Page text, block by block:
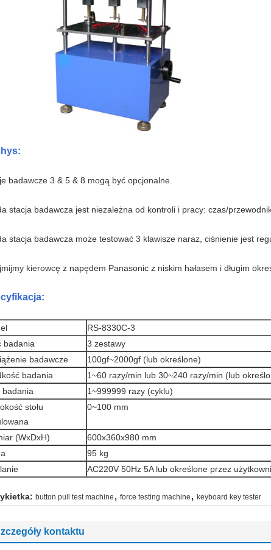
s:
badawcze 3 & 5 & 8 mogą być opcjonalne.
stacja badawcza jest niezależna od kontroli i pracy: czas/
stacja badawcza może testować 3 klawisze naraz, ciśnienie jest
kierowcę z napędem Panasonic z niskim hałasem i długim
RS-8330C-3
badania
3 zestawy
badawcze
100gf~2000gf (lub określone)
badania
1~60 razy/min lub 30~240 razy/min (lub
badania
1~999999 razy (cyklu)
stołu
0~100 mm
(WxDxH)
600x360x980 mm
95 kg
AC220V 50Hz 5A lub określone przez
button pull test machine , force testing machine , keyboard key tester
kontaktu